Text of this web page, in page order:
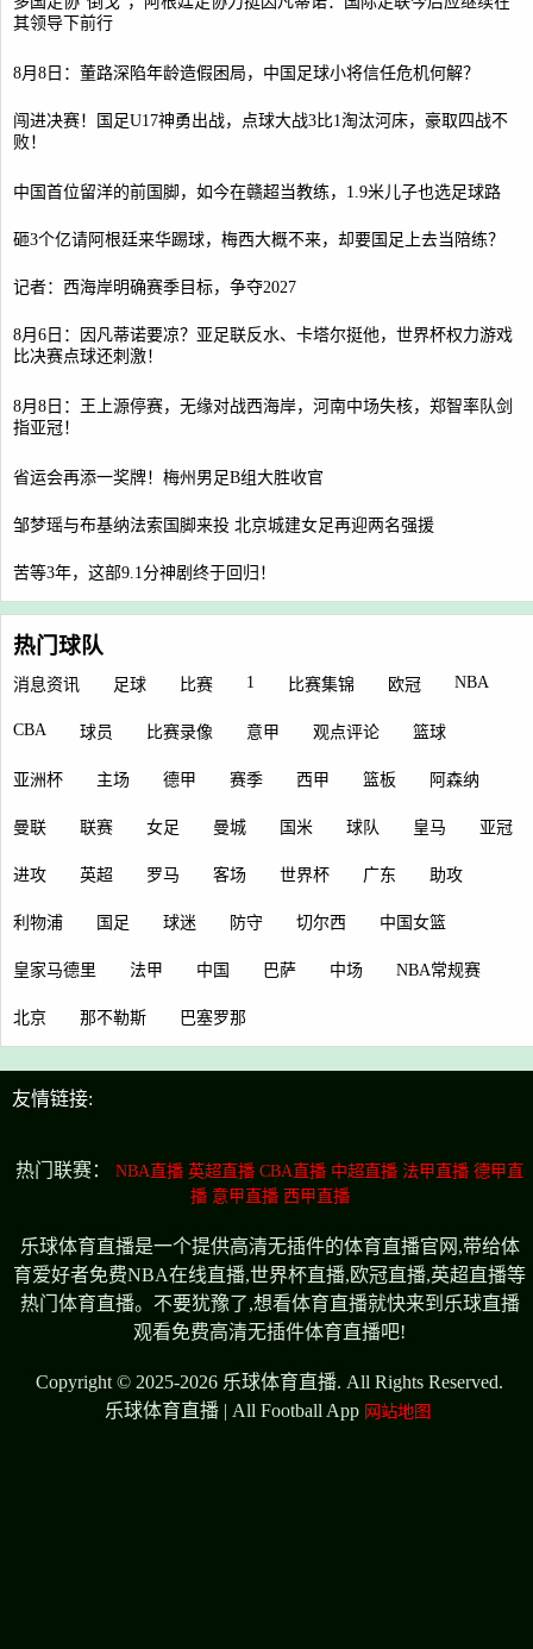
其领导下前行
8月8日：董路深陷年龄造假困局，中国足球小将信任危机何解？
闯进决赛！国足U17神勇出战，点球大战3比1淘汰河床，豪取四战不
败！
中国首位留洋的前国脚，如今在赣超当教练，1.9米儿子也选足球路
砸3个亿请阿根廷来华踢球，梅西大概不来，却要国足上去当陪练？
记者：西海岸明确赛季目标，争夺2027
8月6日：因凡蒂诺要凉？亚足联反水、卡塔尔挺他，世界杯权力游戏
比决赛点球还刺激！
8月8日：王上源停赛，无缘对战西海岸，河南中场失核，郑智率队剑
指亚冠！
省运会再添一奖牌！梅州男足B组大胜收官
邹梦瑶与布基纳法索国脚来投 北京城建女足再迎两名强援
苦等3年，这部9.1分神剧终于回归！
热门球队
消息资讯 足球 比赛 1 比赛集锦 欧冠 NBA
CBA 球员 比赛录像 意甲 观点评论 篮球
亚洲杯 主场 德甲 赛季 西甲 篮板 阿森纳
曼联 联赛 女足 曼城 国米 球队 皇马 亚冠
进攻 英超 罗马 客场 世界杯 广东 助攻
利物浦 国足 球迷 防守 切尔西 中国女篮
皇家马德里 法甲 中国 巴萨 中场 NBA常规赛
北京 那不勒斯 巴塞罗那
友情链接:
热门联赛： NBA直播 英超直播 CBA直播 中超直播 法甲直播 德甲直
播 意甲直播 西甲直播
乐球体育直播是一个提供高清无插件的体育直播官网,带给体
育爱好者免费NBA在线直播,世界杯直播,欧冠直播,英超直播等
热门体育直播。不要犹豫了,想看体育直播就快来到乐球直播
观看免费高清无插件体育直播吧!
Copyright © 2025-2026 乐球体育直播. All Rights Reserved.
乐球体育直播 | All Football App 网站地图